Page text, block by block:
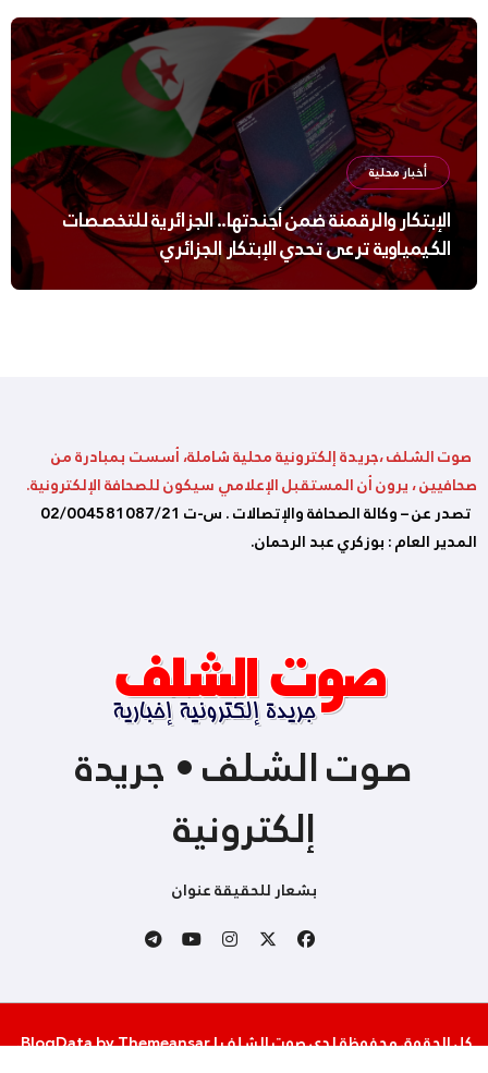
أخبار محلية
الإبتكار والرقمنة ضمن أجندتها.. الجزائرية للتخصصات
الكيمياوية ترعى تحدي الإبتكار الجزائري
صوت الشلف ،جريدة إلكترونية محلية شاملة، أسست بمبادرة من
صحافيين ، يرون أن المستقبل الإعلامي سيكون للصحافة الإلكترونية.
تصدر عن – وكالة الصحافة والإتصالات . س-ت 02/004581087/21
المدير العام : بوزكري عبد الرحمان.
صوت الشلف • جريدة
إلكترونية
بشعار للحقيقة عنوان
كل الحقوق محفوظة لدى صوت الشلف|
BlogDatabyThemeansar
.